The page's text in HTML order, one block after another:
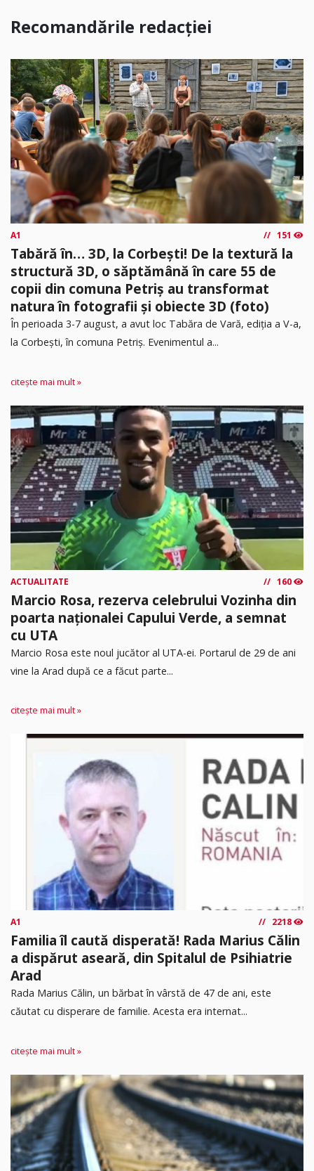
Recomandările redacției
A1 151
Tabără în… 3D, la Corbești! De la textură la
structură 3D, o săptămână în care 55 de
copii din comuna Petriș au transformat
natura în fotografii și obiecte 3D (foto)
În perioada 3-7 august, a avut loc Tabăra de Vară, ediția a V-a,
la Corbești, în comuna Petriș. Evenimentul a...
citește mai mult »
ACTUALITATE 160
Marcio Rosa, rezerva celebrului Vozinha din
poarta naționalei Capului Verde, a semnat
cu UTA
Marcio Rosa este noul jucător al UTA-ei. Portarul de 29 de ani
vine la Arad după ce a făcut parte...
citește mai mult »
A1 2218
Familia îl caută disperată! Rada Marius Călin
a dispărut aseară, din Spitalul de Psihiatrie
Arad
Rada Marius Călin, un bărbat în vârstă de 47 de ani, este
căutat cu disperare de familie. Acesta era internat...
citește mai mult »